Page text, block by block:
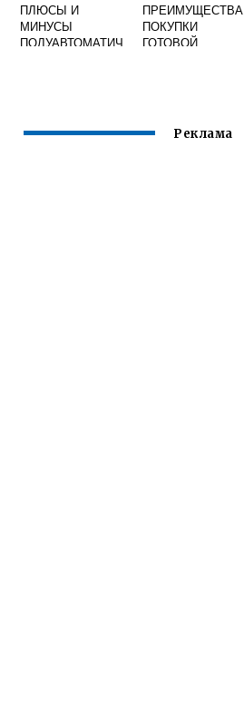
ПЛЮСЫ И
МИНУСЫ
ПОЛУАВТОМАТИЧ
ПРЕИМУЩЕСТВА
ПОКУПКИ
ГОТОВОЙ
Реклама